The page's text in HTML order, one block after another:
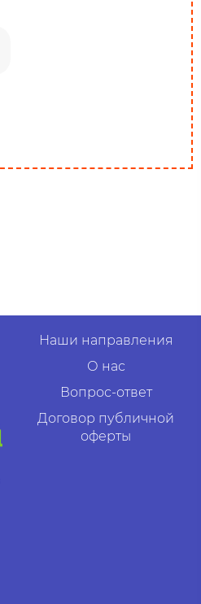
Наши направления
О нас
Вопрос-ответ
Договор публичной
оферты